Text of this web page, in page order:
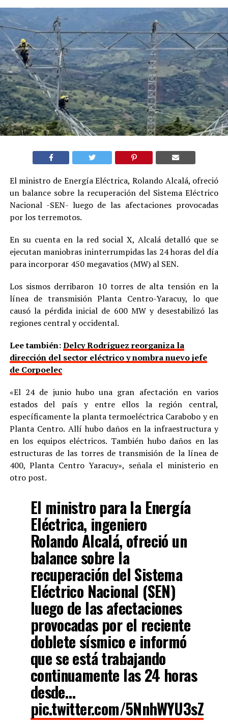
El ministro de Energía Eléctrica, Rolando Alcalá, ofreció
un balance sobre la recuperación del Sistema Eléctrico
Nacional -SEN- luego de las afectaciones provocadas
por los terremotos.
En su cuenta en la red social X, Alcalá detalló que se
ejecutan maniobras ininterrumpidas las 24 horas del día
para incorporar 450 megavatios (MW) al SEN.
Los sismos derribaron 10 torres de alta tensión en la
línea de transmisión Planta Centro-Yaracuy, lo que
causó la pérdida inicial de 600 MW y desestabilizó las
regiones central y occidental.
Lee también:Delcy Rodríguez reorganiza la
dirección del sector eléctrico y nombra nuevo jefe
de Corpoelec
«El 24 de junio hubo una gran afectación en varios
estados del país y entre ellos la región central,
específicamente la planta termoeléctrica Carabobo y en
Planta Centro. Allí hubo daños en la infraestructura y
en los equipos eléctricos. También hubo daños en las
estructuras de las torres de transmisión de la línea de
400, Planta Centro Yaracuy», señala el ministerio en
otro post.
El ministro para la Energía
Eléctrica, ingeniero
Rolando Alcalá, ofreció un
balance sobre la
recuperación del Sistema
Eléctrico Nacional (SEN)
luego de las afectaciones
provocadas por el reciente
doblete sísmico e informó
que se está trabajando
continuamente las 24 horas
desde…
pic.twitter.com/5NnhWYU3sZ